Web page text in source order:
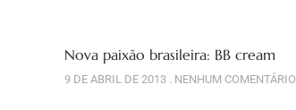
Nova paixão brasileira: BB cream
9 DE ABRIL DE 2013 NENHUM COMENTÁRIO